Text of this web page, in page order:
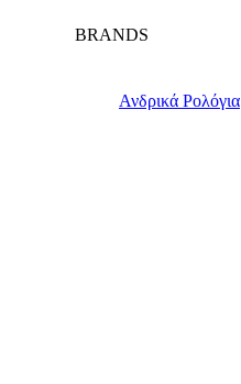
BRANDS
Ανδρικά Ρολόγια